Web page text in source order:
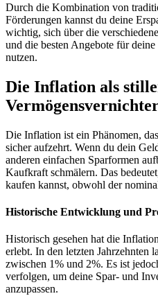
Durch die Kombination von
Förderungen kannst du deine
wichtig, sich über die
und die besten Angebote für
nutzen.
Die Inflation als
Die Inflation ist ein Phänomen,
sicher aufzehrt. Wenn du dein
anderen einfachen Sparformen
Kaufkraft schmälern. Das
kaufen kannst, obwohl der
Historische Entwicklung und
Historisch gesehen hat die
erlebt. In den letzten Jahrzehnten
zwischen 1% und 2%. Es ist
verfolgen, um deine Spar- und
anzupassen.